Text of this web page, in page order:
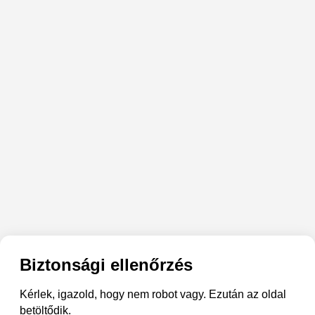
Biztonsági ellenőrzés
Kérlek, igazold, hogy nem robot vagy. Ezután az oldal
betöltődik.